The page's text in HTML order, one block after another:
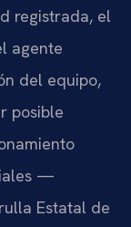
registrada, el
agente
del equipo,
posible
—
Estatal de